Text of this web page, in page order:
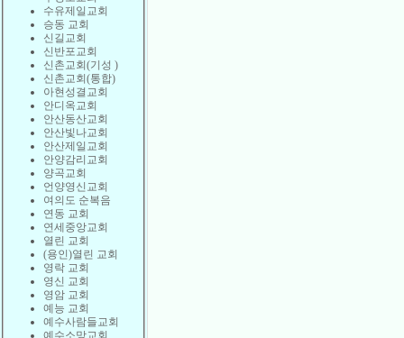
수유제일교회
승동 교회
신길교회
신반포교회
신촌교회(기성 )
신촌교회(통합)
아현성결교회
안디옥교회
안산동산교회
안산빛나교회
안산제일교회
안양감리교회
양곡교회
언양영신교회
여의도 순복음
연동 교회
연세중앙교회
열린 교회
(용인)열린 교회
영락 교회
영신 교회
영암 교회
예능 교회
예수사람들교회
예수소망교회